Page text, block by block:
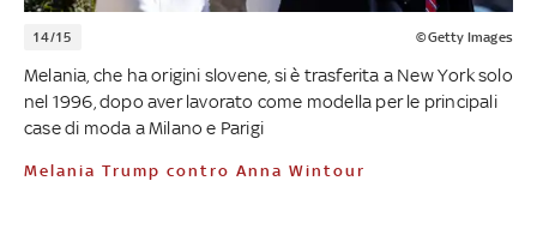
14/15 ©Getty Images
Melania, che ha origini slovene, si è trasferita a New York solo
nel 1996, dopo aver lavorato come modella per le principali
case di moda a Milano e Parigi
Melania Trump contro Anna Wintour